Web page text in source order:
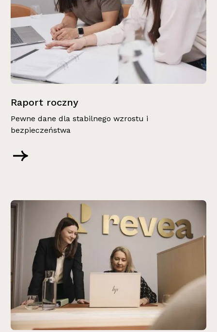
Raport roczny
Pewne dane dla stabilnego wzrostu i
bezpieczeństwa